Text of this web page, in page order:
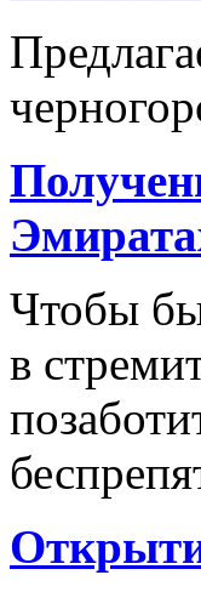
Чтобы
в